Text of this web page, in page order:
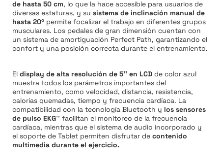
de hasta 50 cm, lo que la hace accesible para usuarios de
diversas estaturas, y su sistema de inclinación manual de
hasta 20º permite focalizar el trabajo en diferentes grupos
musculares. Los pedales de gran dimensión cuentan con
un sistema de amortiguación Perfect Path, garantizando el
confort y una posición correcta durante el entrenamiento.
El display de alta resolución de 5'' en LCD de color azul
muestra todos los parámetros importantes del
entrenamiento, como velocidad, distancia, resistencia,
calorías quemadas, tiempo y frecuencia cardíaca. La
compatibilidad con la tecnología Bluetooth y los sensores
de pulso EKG™ facilitan el monitoreo de la frecuencia
cardíaca, mientras que el sistema de audio incorporado y
el soporte de Tablet permiten disfrutar de contenido
multimedia durante el ejercicio.